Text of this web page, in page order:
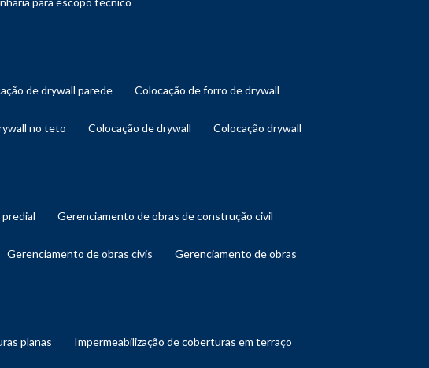
de drywall parede colocação de forro de drywall
no teto colocação de drywall colocação drywall
predial gerenciamento de obras de construção civil
gerenciamento de obras civis gerenciamento de obras
planas impermeabilização de coberturas em terraço